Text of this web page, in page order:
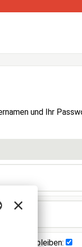
und Ihr
bleiben: